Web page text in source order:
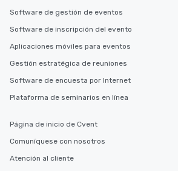
Software de gestión de eventos
Software de inscripción del evento
Aplicaciones móviles para eventos
Gestión estratégica de reuniones
Software de encuesta por Internet
Plataforma de seminarios en línea
Página de inicio de Cvent
Comuníquese con nosotros
Atención al cliente